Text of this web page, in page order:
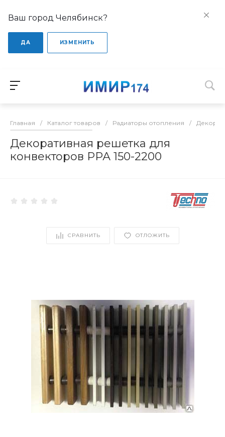
Ваш город Челябинск?
ДА ИЗМЕНИТЬ
Главная / Каталог товаров / Радиаторы отопления /
Декоративная решетка для
конвекторов РРА 150-2200
СРАВНИТЬ ОТЛОЖИТЬ